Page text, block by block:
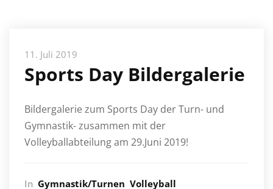
11. Juli 2019
Sports Day Bildergalerie
Bildergalerie zum Sports Day der Turn- und
Gymnastik- zusammen mit der
Volleyballabteilung am 29.Juni 2019!
In Gymnastik/Turnen Volleyball